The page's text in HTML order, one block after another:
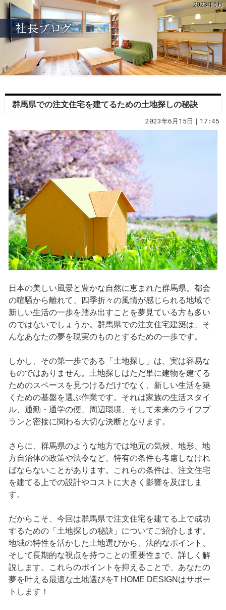
2023年6月
群馬県での注文住宅を建てるための土地探しの秘訣
2023年6月15日｜17:45
日本の美しい風景と豊かな自然に恵まれた群馬県。都会
の喧騒から離れて、四季折々の風情が感じられる地域で
新しい生活の一歩を踏み出すことを夢見ている方も多い
のではないでしょうか。群馬県での注文住宅建築は、そ
んなあなたの夢を現実のものとするための一歩です。
しかし、その第一歩である「土地探し」は、実は容易な
ものではありません。土地探しはただ単に建物を建てる
ためのスペースを見つけるだけでなく、新しい生活を築
くための基盤を選ぶ作業です。それは家族の生活スタイ
ル、通勤・通学の便、周辺環境、そして未来のライフプ
ランと密接に関わる大切な決断となります。
さらに、群馬県のような地方では地元の気候、地形、地
方自治体の政策や法令など、特有の条件も考慮しなけれ
ばならないことがあります。これらの条件は、注文住宅
を建てる上での設計やコストに大きく影響を及ぼしま
す。
だからこそ、今回は群馬県で注文住宅を建てる上で成功
するための「土地探しの秘訣」についてご紹介します。
地域の特性を活かした土地選びから、法的なポイント、
そして長期的な視点を持つことの重要性まで、詳しく解
説します。これらのポイントを抑えることで、あなたの
夢を叶える最適な土地選びをT HOME DESIGNはサポー
トします！